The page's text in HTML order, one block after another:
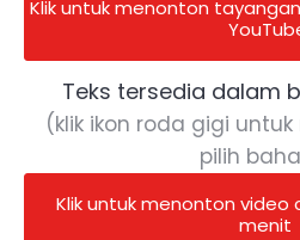
Klik untuk menonton
Teks tersedia dalam
(klik ikon roda gigi
pilih
Klik untuk menonton video
menit